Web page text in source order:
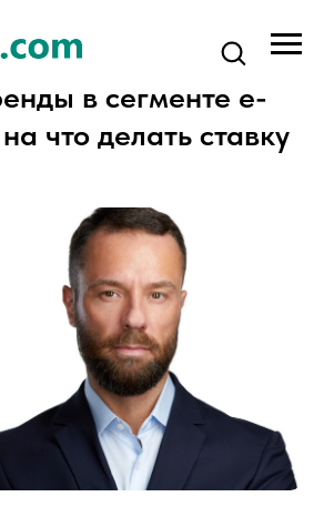
в сегменте e-
что делать ставку